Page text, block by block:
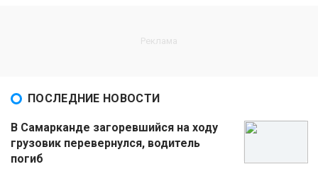
ПОСЛЕДНИЕ НОВОСТИ
В Самарканде загоревшийся на ходу
грузовик перевернулся, водитель
погиб